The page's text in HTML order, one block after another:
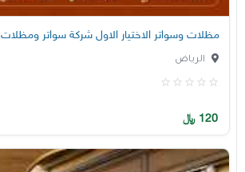
مظلات وسواتر الاختيار الاول شركة سواتر ومظلات
الرياض
120 ﷼